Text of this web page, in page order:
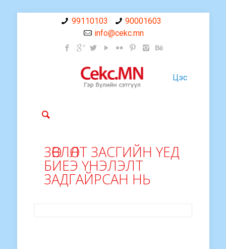
99110103
90001603
info@cekc.mn
Цэс
ЗӨВЛӨЛТ ЗАСГИЙН ҮЕД
БИЕЭ ҮНЭЛЭЛТ
ЗАДГАЙРСАН НЬ